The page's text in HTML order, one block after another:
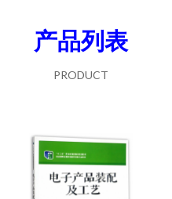
产品列表
PRODUCT